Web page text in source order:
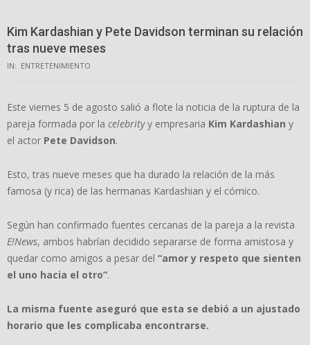
Kim Kardashian y Pete Davidson terminan su relación
tras nueve meses
IN: ENTRETENIMIENTO
Este viernes 5 de agosto salió a flote la noticia de la ruptura de la
pareja formada por la celebrityy empresaria Kim Kardashian y
el actor Pete Davidson.
Esto, tras nueve meses que ha durado la relación de la más
famosa (y rica) de las hermanas Kardashian y el cómico.
Según han confirmado fuentes cercanas de la pareja a la revista
E!News, ambos habrían decidido separarse de forma amistosa y
quedar como amigos a pesar del “amor y respeto que sienten
el uno hacia el otro”.
La misma fuente aseguró que esta se debió a un ajustado
horario que les complicaba encontrarse.